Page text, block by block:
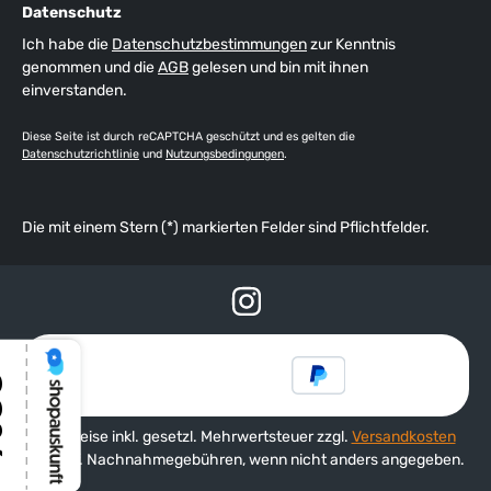
Datenschutz
Ich habe die Datenschutzbestimmungenzur Kenntnis
genommen und dieAGBgelesen und bin mit ihnen
einverstanden.
Diese Seite ist durch reCAPTCHA geschützt und es gelten die
Datenschutzrichtlinie und Nutzungsbedingungen.
Die mit einem Stern (*) markierten Felder sind Pflichtfelder.
Alle Preise inkl. gesetzl. Mehrwertsteuer zzgl. Versandkosten
und ggf. Nachnahmegebühren, wenn nicht anders angegeben.